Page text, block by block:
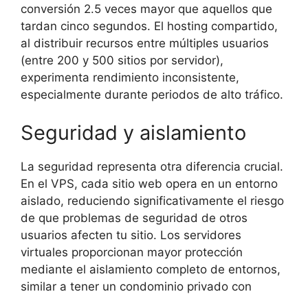
conversión 2.5 veces mayor que aquellos que
tardan cinco segundos. El hosting compartido,
al distribuir recursos entre múltiples usuarios
(entre 200 y 500 sitios por servidor),
experimenta rendimiento inconsistente,
especialmente durante periodos de alto tráfico.
Seguridad y aislamiento
La seguridad representa otra diferencia crucial.
En el VPS, cada sitio web opera en un entorno
aislado, reduciendo significativamente el riesgo
de que problemas de seguridad de otros
usuarios afecten tu sitio. Los servidores
virtuales proporcionan mayor protección
mediante el aislamiento completo de entornos,
similar a tener un condominio privado con